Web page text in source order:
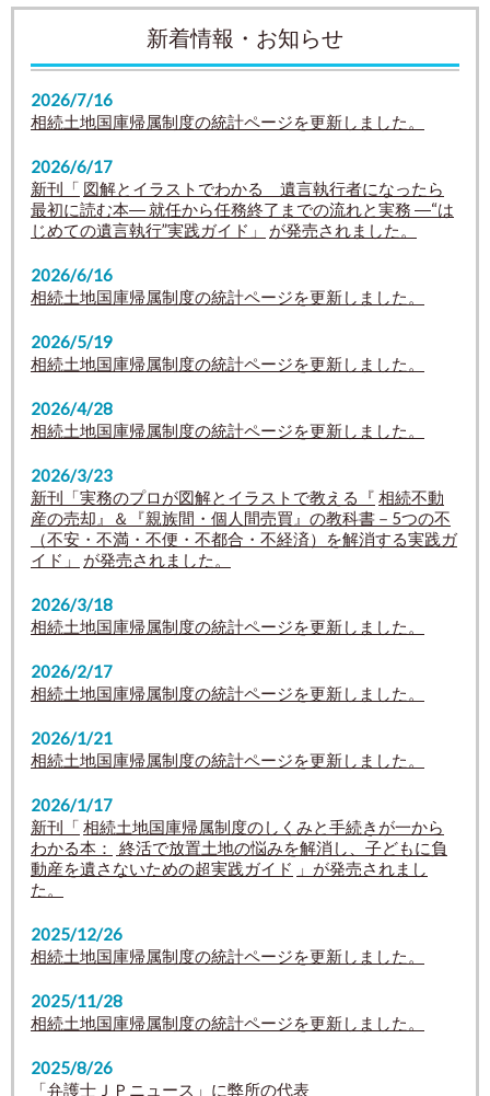
新着情報・お知らせ
2026/7/16
相続土地国庫帰属制度の統計ページを更新しました。
2026/6/17
新刊「 図解とイラストでわかる 遺言執行者になったら
最初に読む本― 就任から任務終了までの流れと実務 ―“は
じめての遺言執行”実践ガイド 」 が発売されました。
2026/6/16
相続土地国庫帰属制度の統計ページを更新しました。
2026/5/19
相続土地国庫帰属制度の統計ページを更新しました。
2026/4/28
相続土地国庫帰属制度の統計ページを更新しました。
2026/3/23
新刊「実務のプロが図解とイラストで教える『 相続不動
産の売却』＆『親族間・個人間売買』の教科書－5つの不
（不安・不満・不便・不都合・不経済）を解消する実践ガ
イド」
が発売されました。
2026/3/18
相続土地国庫帰属制度の統計ページを更新しました。
2026/2/17
相続土地国庫帰属制度の統計ページを更新しました。
2026/1/21
相続土地国庫帰属制度の統計ページを更新しました。
2026/1/17
新刊「 相続土地国庫帰属制度のしくみと手続きが一から
わかる本：
終活で放置土地の悩みを解消し、子どもに負
動産を遺さないための超実践ガイド 」が発売されまし
た。
2025/12/26
相続土地国庫帰属制度の統計ページを更新しました。
2025/11/28
相続土地国庫帰属制度の統計ページを更新しました。
2025/8/26
「弁護士ＪＰニュース」に弊所の代表